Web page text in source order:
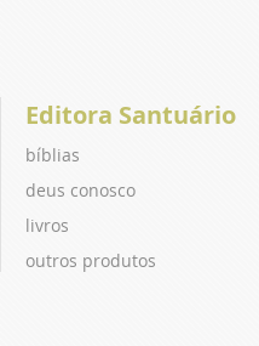
Editora Santuário
bíblias
deus conosco
livros
outros produtos